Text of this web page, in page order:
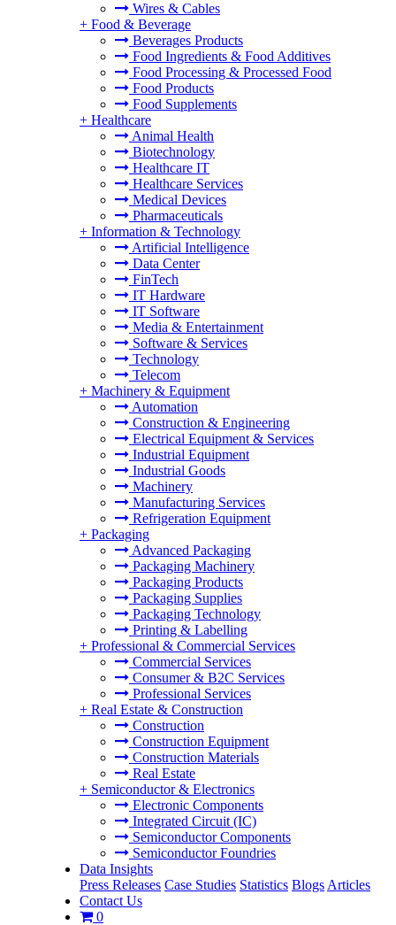
Wires & Cables
+ Food & Beverage
Beverages Products
Food Ingredients & Food Additives
Food Processing & Processed Food
Food Products
Food Supplements
+ Healthcare
Animal Health
Biotechnology
Healthcare IT
Healthcare Services
Medical Devices
Pharmaceuticals
+ Information & Technology
Artificial Intelligence
Data Center
FinTech
IT Hardware
IT Software
Media & Entertainment
Software & Services
Technology
Telecom
+ Machinery & Equipment
Automation
Construction & Engineering
Electrical Equipment & Services
Industrial Equipment
Industrial Goods
Machinery
Manufacturing Services
Refrigeration Equipment
+ Packaging
Advanced Packaging
Packaging Machinery
Packaging Products
Packaging Supplies
Packaging Technology
Printing & Labelling
+ Professional & Commercial Services
Commercial Services
Consumer & B2C Services
Professional Services
+ Real Estate & Construction
Construction
Construction Equipment
Construction Materials
Real Estate
+ Semiconductor & Electronics
Electronic Components
Integrated Circuit (IC)
Semiconductor Components
Semiconductor Foundries
Data Insights
Press Releases Case Studies Statistics Blogs Articles
Contact Us
0